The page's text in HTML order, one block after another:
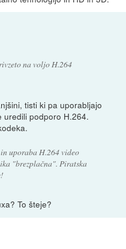
na voljo H.264
tisti ki pa uporabljajo
uredili podporo H.264.
uporaba H.264 video
"brezplačna". Piratska
To šteje?